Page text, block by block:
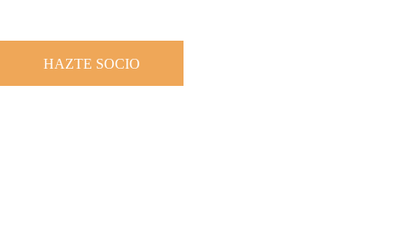
HAZTE SOCIO